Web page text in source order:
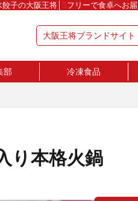
子の大阪王将│5フリーで食卓へお
大阪王将ブランドサイト
部 冷凍食品
り本格火鍋